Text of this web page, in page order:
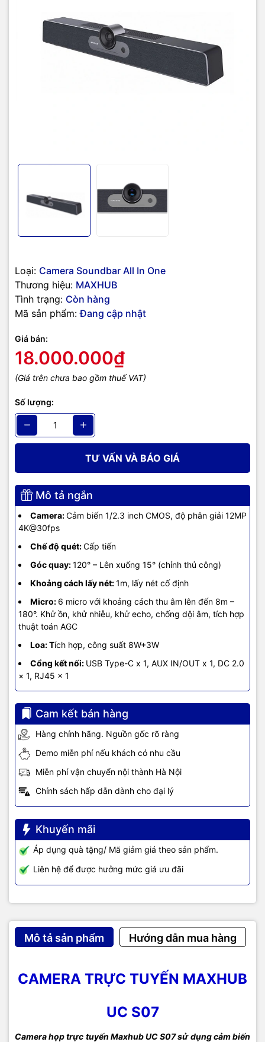
Loại: Camera Soundbar All In One
Thương hiệu: MAXHUB
Tình trạng: Còn hàng
Mã sản phẩm: Đang cập nhật
Giá bán:
18.000.000₫
(Giá trên chưa bao gồm thuế VAT)
Số lượng:
TƯ VẤN VÀ BÁO GIÁ
Mô tả ngắn
Camera:Cảm biến 1/2.3 inch CMOS, độ phân giải 12MP
4K@30fps
Chế độ quét:Cấp tiến
Góc quay:120° – Lên xuống 15° (chỉnh thủ công)
Khoảng cách lấy nét:1m, lấy nét cố định
Micro: 6 micro với khoảng cách thu âm lên đến 8m –
180°. Khử ồn, khử nhiễu, khử echo, chống dội âm, tích hợp
thuật toán AGC
Loa: Tích hợp, công suất 8W+3W
Cổng kết nối: USB Type-C x 1, AUX IN/OUT x 1, DC 2.0
× 1, RJ45 x 1
Cam kết bán hàng
Hàng chính hãng. Nguồn gốc rõ ràng
Demo miễn phí nếu khách có nhu cầu
Miễn phí vận chuyển nội thành Hà Nội
Chính sách hấp dẫn dành cho đại lý
Khuyến mãi
Áp dụng quà tặng/ Mã giảm giá theo sản phẩm.
Liên hệ để được hưởng mức giá ưu đãi
Mô tả sản phẩm Hướng dẫn mua hàng
CAMERA TRỰC TUYẾN MAXHUB
UC S07
Camera họp trực tuyến Maxhub UC S07 sử dụng cảm biến
Auto Framing
6 Micro với khoảng cách thu
âm lên đến 8m – 180°. Khử
ồn, khử nhiễu, khử echo,
chống dội âm, tích hợp thuật
không có vật thể chuyển
động trong khoảng cách 3m
với thời gian 30 phút
Bảo hành